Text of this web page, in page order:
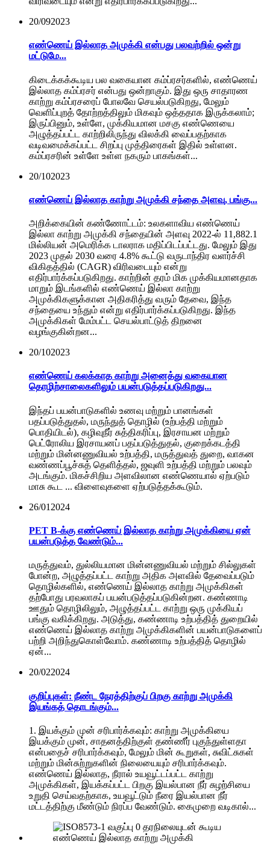
20/092023
எண்ணெய் இல்லாத அமுக்கி என்பது பலவற்றில் ஒன்று
மட்டுமே...
கிடைக்கக்கூடிய பல வகையான கம்ப்ரசர்களில், எண்ணெய்
இல்லாத கம்ப்ரசர் என்பது ஒன்றாகும். இது ஒரு சாதாரண
காற்று கம்ப்ரசரைப் போலவே செயல்படுகிறது, மேலும்
வெளிப்புறத் தோற்றத்திலும் மிகவும் ஒத்ததாக இருக்கலாம்;
இருப்பினும், உள்ளே, முக்கியமான மசகு எண்ணெயை
அழுத்தப்பட்ட காற்றிலிருந்து விலக்கி வைப்பதற்காக
வடிவமைக்கப்பட்ட சிறப்பு முத்திரைகள் இதில் உள்ளன.
கம்ப்ரசரின் உள்ளே உள்ள நகரும் பாகங்கள்...
20/102023
எண்ணெய் இல்லாத காற்று அமுக்கி சந்தை அளவு, பங்கு...
அறிக்கையின் கண்ணோட்டம்: உலகளாவிய எண்ணெய்
இல்லா காற்று அமுக்கி சந்தையின் அளவு 2022-ல் 11,882.1
மில்லியன் அமெரிக்க டாலராக மதிப்பிடப்பட்டது. மேலும் இது
2023 முதல் 2030 வரை 4.8% கூட்டு வருடாந்திர வளர்ச்சி
விகிதத்தில் (CAGR) விரிவடையும் என்று
எதிர்பார்க்கப்படுகிறது. காற்றின் தரம் மிக முக்கியமானதாக
மாறும் இடங்களில் எண்ணெய் இல்லா காற்று
அமுக்கிகளுக்கான அதிகரித்து வரும் தேவை, இந்த
சந்தையை உந்தும் என்று எதிர்பார்க்கப்படுகிறது. இந்த
அமுக்கிகள் மேம்பட்ட செயல்பாட்டுத் திறனை
வழங்குகின்றன...
20/102023
எண்ணெய் கலக்காத காற்று அனைத்து வகையான
தொழிற்சாலைகளிலும் பயன்படுத்தப்படுகிறது...
இந்தப் பயன்பாடுகளில் உணவு மற்றும் பானங்கள்
பதப்படுத்துதல், மருந்துத் தொழில் (உற்பத்தி மற்றும்
பொதியிடல்), கழிவுநீர் சுத்திகரிப்பு, இரசாயன மற்றும்
பெட்ரோலிய இரசாயனப் பதப்படுத்துதல், குறைக்கடத்தி
மற்றும் மின்னணுவியல் உற்பத்தி, மருத்துவத் துறை, வாகன
வண்ணப்பூச்சுத் தெளித்தல், ஜவுளி உற்பத்தி மற்றும் பலவும்
அடங்கும். மிகச்சிறிய அளவிலான எண்ணெயால் ஏற்படும்
மாசு கூட ... விளைவுகளை ஏற்படுத்தக்கூடும்.
26/01 2024
PET B-க்கு எண்ணெய் இல்லாத காற்று அமுக்கியை ஏன்
பயன்படுத்த வேண்டும்...
மருத்துவம், துல்லியமான மின்னணுவியல் மற்றும் சில்லுகள்
போன்ற, அழுத்தப்பட்ட காற்று அதிக அளவில் தேவைப்படும்
தொழில்களில், எண்ணெய் இல்லாத காற்று அமுக்கிகள்
தற்போது பரவலாகப் பயன்படுத்தப்படுகின்றன. கண்ணாடி
ஊதும் தொழிலிலும், அழுத்தப்பட்ட காற்று ஒரு முக்கியப்
பங்கு வகிக்கிறது. அடுத்து, கண்ணாடி உற்பத்தித் துறையில்
எண்ணெய் இல்லாத காற்று அமுக்கிகளின் பயன்பாடுகளைப்
பற்றி அறிந்துகொள்வோம். கண்ணாடி உற்பத்தித் தொழில்
ஏன்...
20/022024
குறிப்புகள்: நீண்ட நேரத்திற்குப் பிறகு காற்று அமுக்கி
இயங்கத் தொடங்கும்...
1. இயக்கும் முன் சரிபார்க்கவும்: காற்று அமுக்கியை
இயக்கும் முன், சாதனத்திற்குள் தண்ணீர் புகுந்துள்ளதா
என்பதைச் சரிபார்க்கவும், மேலும் மின் கூறுகள், சுவிட்சுகள்
மற்றும் மின்சுற்றுகளின் நிலையையும் சரிபார்க்கவும்.
எண்ணெய் இல்லாத, நீரால் உயவூட்டப்பட்ட காற்று
அமுக்கிகள், இயக்கப்பட்ட பிறகு இயல்பான நீர் சுழற்சியை
உறுதி செய்வதற்காக, உயவூட்டும் நீரை இயல்பான நீர்
மட்டத்திற்கு மீண்டும் நிரப்ப வேண்டும். கைமுறை வடிகால்...